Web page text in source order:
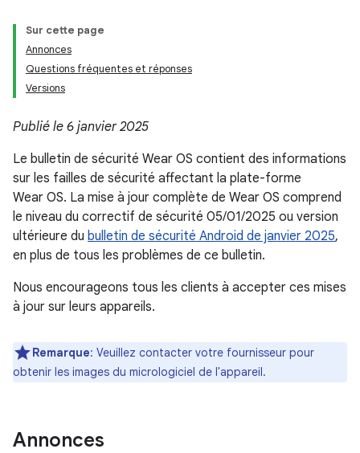
Sur cette page
Annonces
Questions fréquentes et réponses
Versions
Publié le 6 janvier 2025
Le bulletin de sécurité Wear OS contient des informations
sur les failles de sécurité affectant la plate-forme
Wear OS. La mise à jour complète de Wear OS comprend
le niveau du correctif de sécurité 05/01/2025 ou version
ultérieure du bulletin de sécurité Android de janvier 2025,
en plus de tous les problèmes de ce bulletin.
Nous encourageons tous les clients à accepter ces mises
à jour sur leurs appareils.
Remarque: Veuillez contacter votre fournisseur pour
obtenir les images du micrologiciel de l'appareil.
Annonces